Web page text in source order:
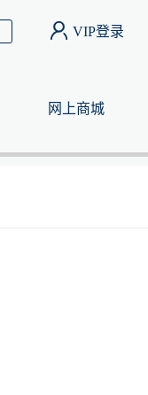
网上商城
VIP登录